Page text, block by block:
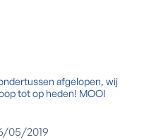
afgelopen, wij
tot op heden! MOOI
05/2019